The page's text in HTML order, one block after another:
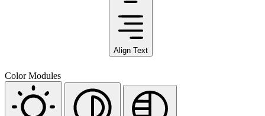
Align Text
Color Modules